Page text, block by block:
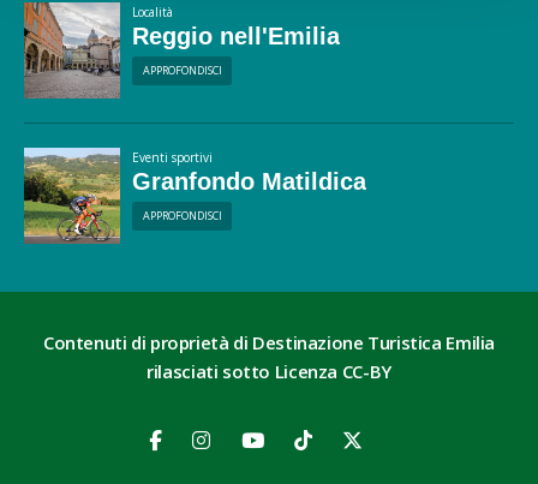
Località
Reggio nell'Emilia
APPROFONDISCI
Eventi sportivi
Granfondo Matildica
APPROFONDISCI
Contenuti di proprietà di Destinazione Turistica Emilia
rilasciati sotto Licenza CC-BY